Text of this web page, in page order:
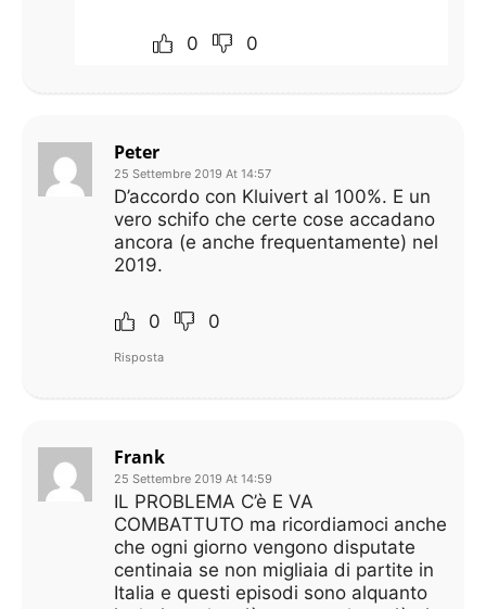
0 0
Peter
25 Settembre 2019 At 14:57
D’accordo con Kluivert al 100%. E un
vero schifo che certe cose accadano
ancora (e anche frequentamente) nel
2019.
0 0
Risposta
Frank
25 Settembre 2019 At 14:59
IL PROBLEMA C’è E VA
COMBATTUTO ma ricordiamoci anche
che ogni giorno vengono disputate
centinaia se non migliaia di partite in
Italia e questi episodi sono alquanto